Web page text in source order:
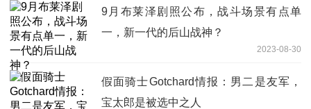
9月布莱泽剧照公布，战斗场景有点单
一，新一代的后山战神？
2023-08-30
假面骑士Gotchard情报：男二是友军，
宝太郎是被选中之人